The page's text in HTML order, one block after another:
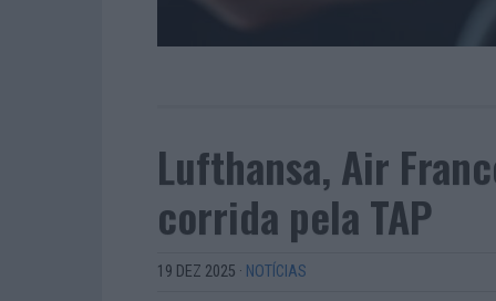
Lufthansa, Air
corrida pela TAP
19 DEZ 2025 · NOTÍCIAS